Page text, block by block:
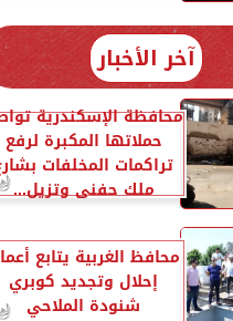
آخر الأخبار
محافظة الإسكندرية
حملاتها المكبرة لرفع
تراكمات المخلفات
ملك حفني وتزيل...
محافظ الغربية يتابع
إحلال وتجديد كوبري
شنودة الملاحي